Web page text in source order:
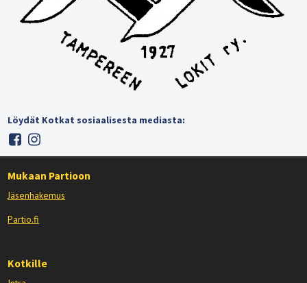
Löydät Kotkat sosiaalisesta mediasta:
Mukaan Partioon
Jäsenhakemus
Partio.fi
Kotkille